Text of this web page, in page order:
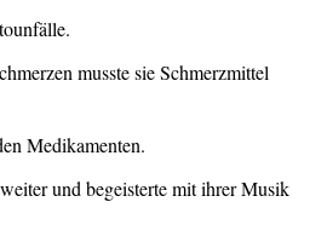
musste sie Schmerzmittel
Medikamenten.
und begeisterte mit ihrer Musik